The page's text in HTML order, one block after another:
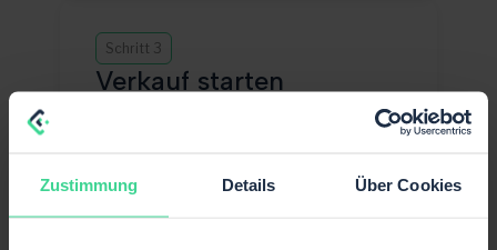
Zustimmung Details Über Cookies
Schritt 3
Verkauf starten
Gamm vert Shop skalieren kannst.